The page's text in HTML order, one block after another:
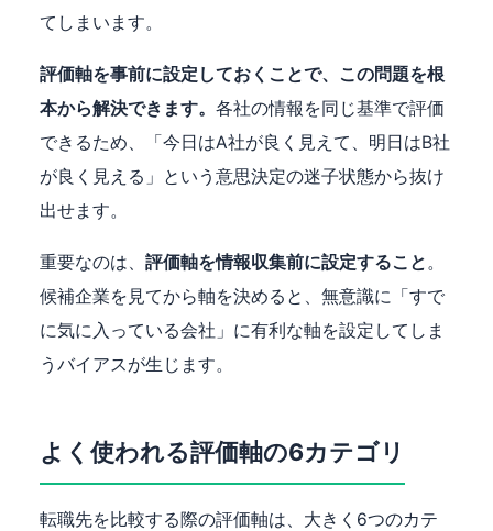
てしまいます。
評価軸を事前に設定しておくことで、この問題を根
本から解決できます。 各社の情報を同じ基準で評価
できるため、「今日はA社が良く見えて、明日はB社
が良く見える」という意思決定の迷子状態から抜け
出せます。
重要なのは、 評価軸を情報収集前に設定すること。
候補企業を見てから軸を決めると、無意識に「すで
に気に入っている会社」に有利な軸を設定してしま
うバイアスが生じます。
よく使われる評価軸の6カテゴリ
転職先を比較する際の評価軸は、大きく6つのカテ